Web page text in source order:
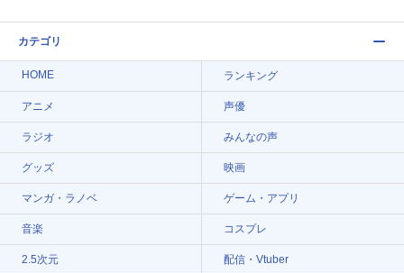
カテゴリ
HOME ランキング
アニメ 声優
ラジオ みんなの声
グッズ 映画
マンガ・ラノベ ゲーム・アプリ
音楽 コスプレ
2.5次元 配信・Vtuber